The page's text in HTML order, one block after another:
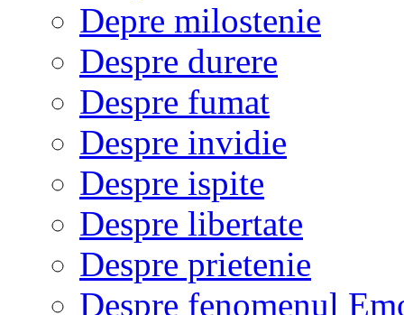
Depre milostenie
Despre durere
Despre fumat
Despre invidie
Despre ispite
Despre libertate
Despre prietenie
Despre fenomenul